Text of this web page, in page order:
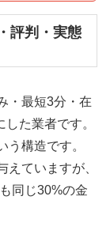
評判・実態
・最短3分・在
た業者です。
構造です。
えていますが、
同じ30%の金